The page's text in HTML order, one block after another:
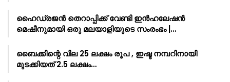
ഹൈഡ്രജൻ തെറാപ്പിക്ക് വേണ്ടി ഇൻഹലേഷൻ
മെഷീനുമായി ഒരു മലയാളിയുടെ സംരംഭം |…
ബൈക്കിന്റെ വില 25 ലക്ഷം രൂപ , ഇഷ്ട നമ്പറിനായി
മുടക്കിയത് 2.5 ലക്ഷം…